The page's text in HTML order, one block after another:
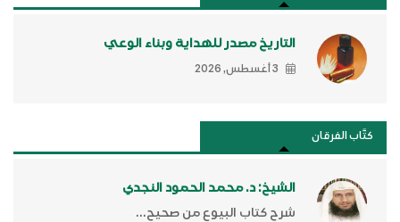
التاريخ مصدر للهداية وبناء الوعي
3 أغسطس, 2026
كتَّاب الفرقان
الشيخ: د. محمد الحمود النجدي
شرح كتاب البيوع من صحيح...